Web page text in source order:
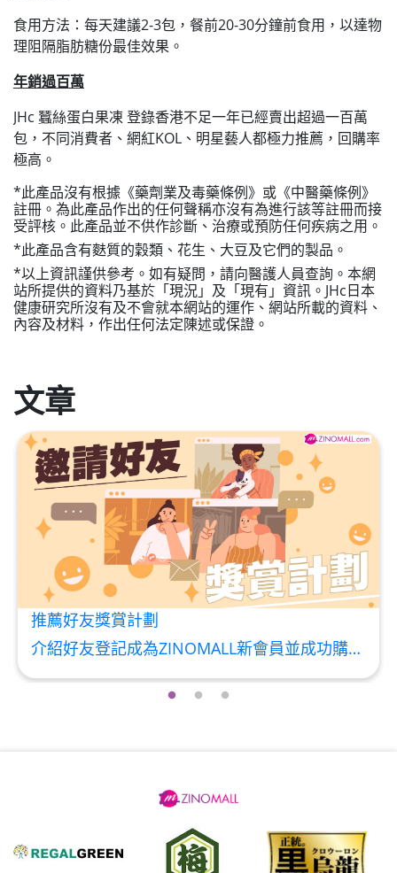
食用方法：每天建議2-3包，餐前20-30分鐘前食用，以達物
理阻隔脂肪糖份最佳效果。
年銷過百萬
JHc 蠶絲蛋白果凍 登錄香港不足一年已經賣出超過一百萬
包，不同消費者、網紅KOL、明星藝人都極力推薦，回購率
極高。
*此產品沒有根據《藥劑業及毒藥條例》或《中醫藥條例》
註冊。為此產品作出的任何聲稱亦沒有為進行該等註冊而接
受評核。此產品並不供作診斷、治療或預防任何疾病之用。
*此產品含有麩質的穀類、花生、大豆及它們的製品。
*以上資訊謹供參考。如有疑問，請向醫護人員查詢。本網
站所提供的資料乃基於「現況」及「現有」資訊。JHc日本
健康研究所沒有及不會就本網站的運作、網站所載的資料、
內容及材料，作出任何法定陳述或保證。
文章
推薦好友獎賞計劃
介紹好友登記成為ZINOMALL新會員並成功購物，您即可獲得$50Mall Dollar現金回贈，你的好友亦可同時獲得$50Mall Dollar現金回贈。 **舊會員必須完成首張訂單才可開通邀請好友獎賞計劃** 1. 舊會員可於 我的帳戶>>>邀請好友獎賞 中找到 好友推薦碼 (紅圈位置) 2. 會員可複製好友推薦碼並透過 Whatsapp / Facebook / Email分享給自己好友。推薦好友次數不限，介紹愈多新朋友，可獲得愈多Mall Dollar現金回贈。 3. 好友